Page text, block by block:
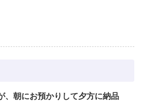
、朝にお預かりして夕方に納品